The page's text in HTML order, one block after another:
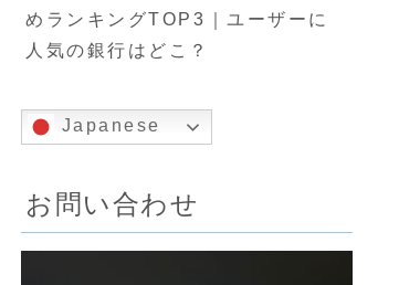
めランキングTOP3｜ユーザーに
人気の銀行はどこ？
Japanese
お問い合わせ